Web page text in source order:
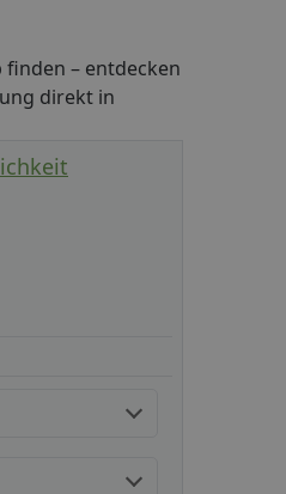
finden – entdecken
direkt in